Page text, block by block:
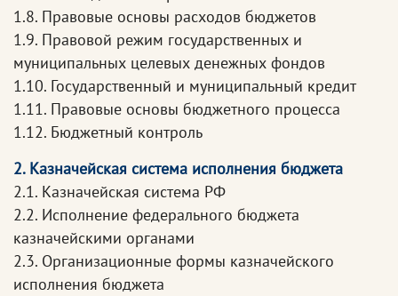
1.8. Правовые основы расходов бюджетов
1.9. Правовой режим государственных и
муниципальных целевых денежных фондов
1.10. Государственный и муниципальный кредит
1.11. Правовые основы бюджетного процесса
1.12. Бюджетный контроль
2. Казначейская система исполнения бюджета
2.1. Казначейская система РФ
2.2. Исполнение федерального бюджета
казначейскими органами
2.3. Организационные формы казначейского
исполнения бюджета